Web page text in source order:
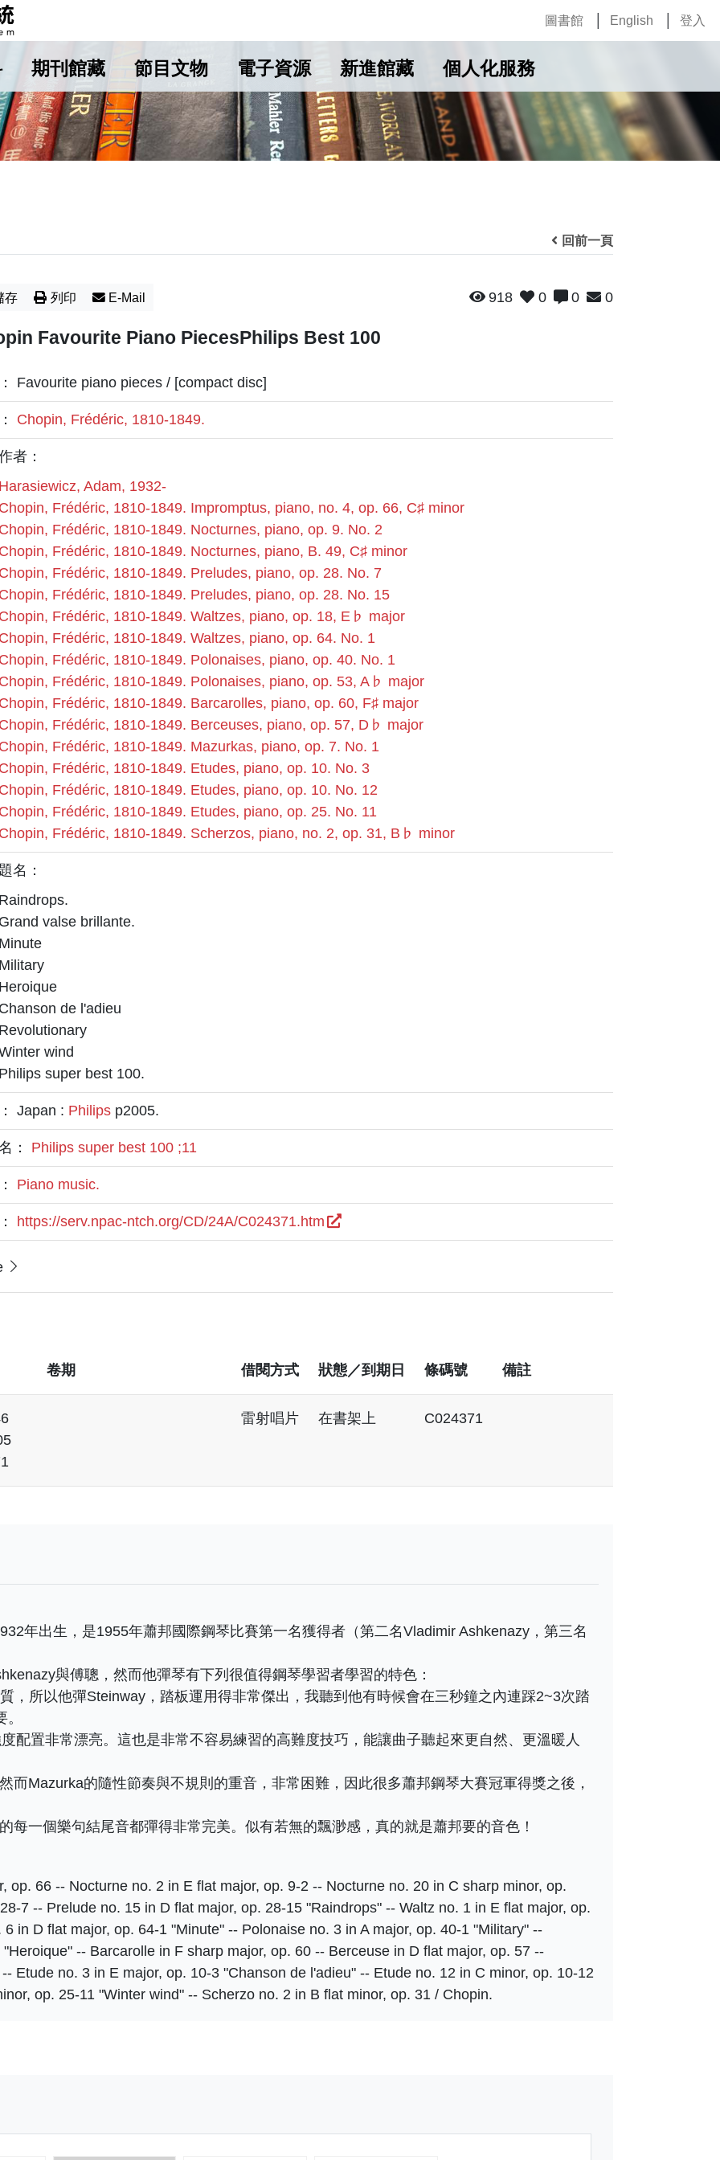
圖書館 English 登入
期刊館藏 節目文物 電子資源 新進館藏 個人化服務
回前一頁
存 列印 E-Mail 918 0 0 0
Favourite Piano PiecesPhilips Best 100
Favourite piano pieces / [compact disc]
Chopin, Frédéric, 1810-1849.
者：
Adam, 1932-
Frédéric, 1810-1849. Impromptus, piano, no. 4, op. 66, C♯ minor
Frédéric, 1810-1849. Nocturnes, piano, op. 9. No. 2
Frédéric, 1810-1849. Nocturnes, piano, B. 49, C♯ minor
Frédéric, 1810-1849. Preludes, piano, op. 28. No. 7
Frédéric, 1810-1849. Preludes, piano, op. 28. No. 15
Frédéric, 1810-1849. Waltzes, piano, op. 18, E♭ major
Frédéric, 1810-1849. Waltzes, piano, op. 64. No. 1
Frédéric, 1810-1849. Polonaises, piano, op. 40. No. 1
Frédéric, 1810-1849. Polonaises, piano, op. 53, A♭ major
Frédéric, 1810-1849. Barcarolles, piano, op. 60, F♯ major
Frédéric, 1810-1849. Berceuses, piano, op. 57, D♭ major
Frédéric, 1810-1849. Mazurkas, piano, op. 7. No. 1
Frédéric, 1810-1849. Etudes, piano, op. 10. No. 3
Frédéric, 1810-1849. Etudes, piano, op. 10. No. 12
Frédéric, 1810-1849. Etudes, piano, op. 25. No. 11
Frédéric, 1810-1849. Scherzos, piano, no. 2, op. 31, B♭ minor
名：
valse brillante.
de l'adieu
wind
super best 100.
Japan : Philipsp2005.
： Philips super best 100 ;11
Piano music.
https://serv.npac-ntch.org/CD/24A/C024371.htm
卷期 借閱方式 狀態／到期日 條碼號 備註
雷射唱片 在書架上 C024371
年出生，是1955年蕭邦國際鋼琴比賽第一名獲得者（第二名Vladimir Ashkenazy，第三名
與傅聰，然而他彈琴有下列很值得鋼琴學習者學習的特色：
，所以他彈Steinway，踏板運用得非常傑出，我聽到他有時候會在三秒鐘之內連踩2~3次踏
配置非常漂亮。這也是非常不容易練習的高難度技巧，能讓曲子聽起來更自然、更溫暖人
而Mazurka的隨性節奏與不規則的重音，非常困難，因此很多蕭邦鋼琴大賽冠軍得獎之後，
每一個樂句結尾音都彈得非常完美。似有若無的飄渺感，真的就是蕭邦要的音色！
op. 66 -- Nocturne no. 2 in E flat major, op. 9-2 -- Nocturne no. 20 in C sharp minor, op.
7 -- Prelude no. 15 in D flat major, op. 28-15 "Raindrops" -- Waltz no. 1 in E flat major, op.
in D flat major, op. 64-1 "Minute" -- Polonaise no. 3 in A major, op. 40-1 "Military" --
-- Barcarolle in F sharp major, op. 60 -- Berceuse in D flat major, op. 57 --
Etude no. 3 in E major, op. 10-3 "Chanson de l'adieu" -- Etude no. 12 in C minor, op. 10-12
op. 25-11 "Winter wind" -- Scherzo no. 2 in B flat minor, op. 31 / Chopin.